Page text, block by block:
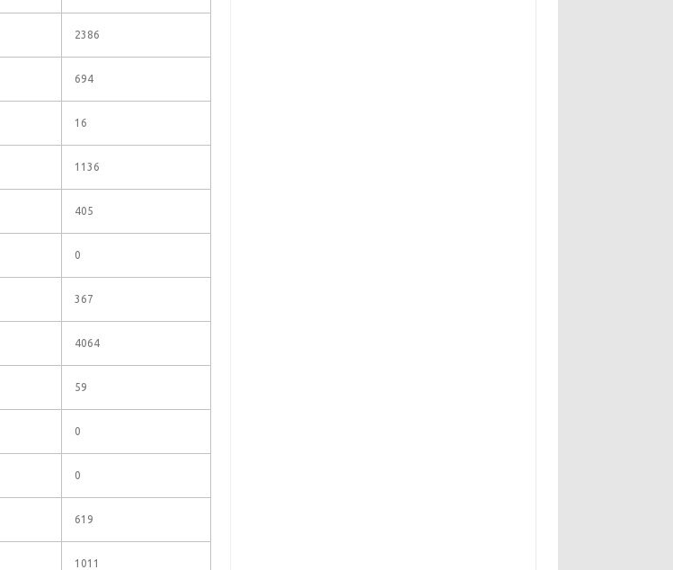
2386
694
16
1136
405
0
367
4064
59
0
0
619
1011